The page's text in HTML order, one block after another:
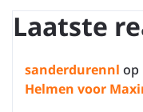
Laatste
sanderdurennl op
Helmen voor